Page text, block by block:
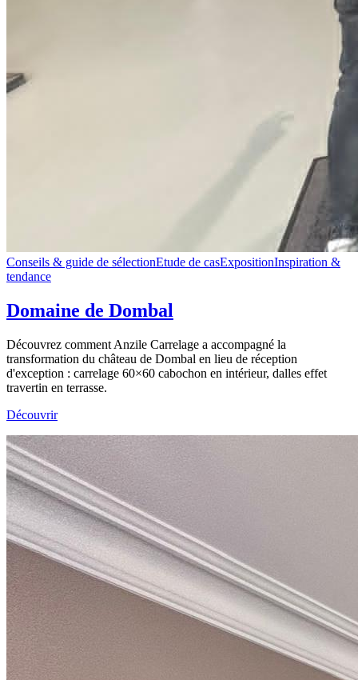
Conseils & guide de sélectionEtude de casExpositionInspiration &
tendance
Domaine de Dombal
Découvrez comment Anzile Carrelage a accompagné la
transformation du château de Dombal en lieu de réception
d'exception : carrelage 60×60 cabochon en intérieur, dalles effet
travertin en terrasse.
Découvrir